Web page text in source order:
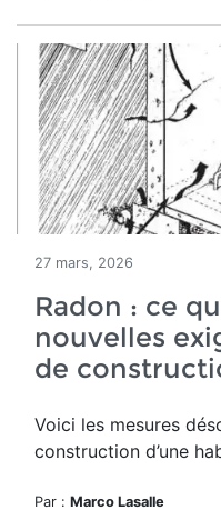
27 mars, 2026
Radon : ce
nouvelles
de
Voici les mesures
construction d’une
Par : Marco Lasalle